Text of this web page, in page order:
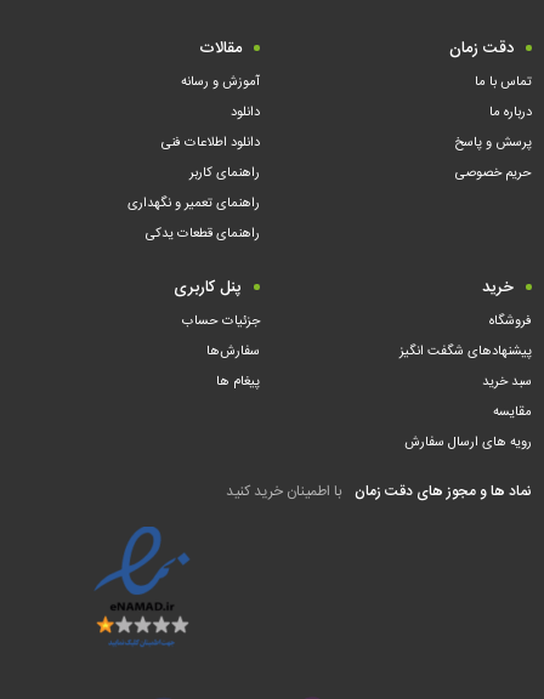
دقت زمان
تماس با ما
درباره ما
پرسش و پاسخ
حریم خصوصی
مقالات
آموزش و رسانه
دانلود
دانلود اطلاعات فنی
راهنمای کاربر
راهنمای تعمیر و نگهداری
راهنمای قطعات یدکی
خرید
فروشگاه
پیشنهادهای شگفت انگیز
سبد خرید
مقایسه
رویه های ارسال سفارش
پنل کاربری
جزئیات حساب
سفارش‌ها
پیغام ها
نماد ها و مجوز های دقت زمان با اطمینان خرید کنید